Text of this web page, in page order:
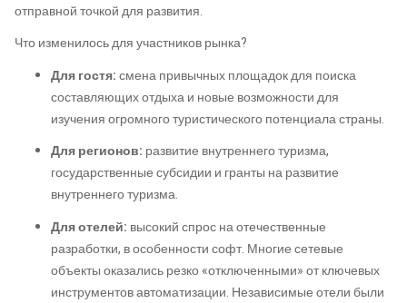
отправной точкой для развития.
Что изменилось для участников рынка?
Для гостя:смена привычных площадок для поиска
составляющих отдыха и новые возможности для
изучения огромного туристического потенциала страны.
Для регионов: развитие внутреннего туризма,
государственные субсидии и гранты на развитие
внутреннего туризма.
Для отелей: высокий спрос на отечественные
разработки, в особенности софт. Многие сетевые
объекты оказались резко «отключенными» от ключевых
инструментов автоматизации. Независимые отели были